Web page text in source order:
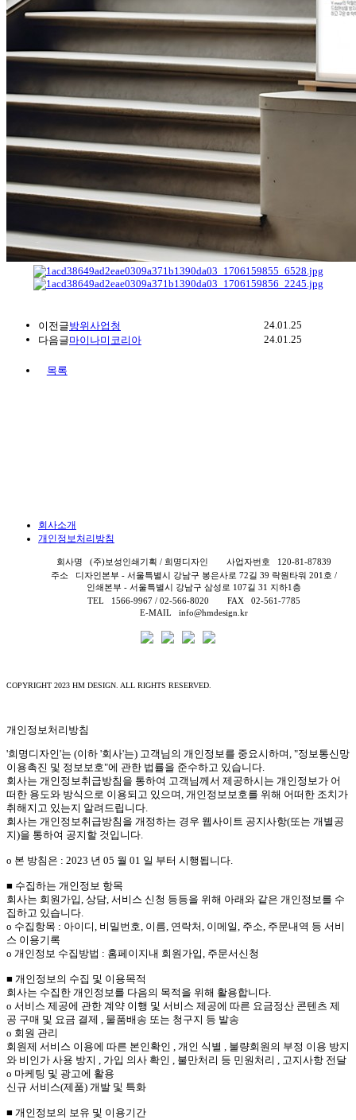
이전글방위사업청
24.01.25
다음글마이나미코리아 24.01.25
목록
회사소개
개인정보처리방침
회사명 (주)보성인쇄기획 / 희명디자인 사업자번호
120-81-87839
주소
디자인본부 - 서울특별시 강남구 봉은사로 72길 39 락원타워 201호 /
인쇄본부 - 서울특별시 강남구 삼성로 107길 31 지하1층
TEL
1566-9967 / 02-566-8020 FAX
02-561-7785
E-MAIL
info@hmdesign.kr
COPYRIGHT 2023 HM DESIGN. ALL RIGHTS RESERVED.
개인정보처리방침
'희명디자인'는 (이하 '회사'는) 고객님의 개인정보를 중요시하며, "정보통신망
이용촉진 및 정보보호"에 관한 법률을 준수하고 있습니다.
회사는 개인정보취급방침을 통하여 고객님께서 제공하시는 개인정보가 어
떠한 용도와 방식으로 이용되고 있으며, 개인정보보호를 위해 어떠한 조치가
취해지고 있는지 알려드립니다.
회사는 개인정보취급방침을 개정하는 경우 웹사이트 공지사항(또는 개별공
지)을 통하여 공지할 것입니다.
ο 본 방침은 : 2023 년 05 월 01 일 부터 시행됩니다.
■ 수집하는 개인정보 항목
회사는 회원가입, 상담, 서비스 신청 등등을 위해 아래와 같은 개인정보를 수
집하고 있습니다.
ο 수집항목 : 아이디, 비밀번호, 이름, 연락처, 이메일, 주소, 주문내역 등 서비
스 이용기록
ο 개인정보 수집방법 : 홈페이지내 회원가입, 주문서신청
■ 개인정보의 수집 및 이용목적
회사는 수집한 개인정보를 다음의 목적을 위해 활용합니다.
ο 서비스 제공에 관한 계약 이행 및 서비스 제공에 따른 요금정산 콘텐츠 제
공 구매 및 요금 결제 , 물품배송 또는 청구지 등 발송
ο 회원 관리
회원제 서비스 이용에 따른 본인확인 , 개인 식별 , 불량회원의 부정 이용 방지
와 비인가 사용 방지 , 가입 의사 확인 , 불만처리 등 민원처리 , 고지사항 전달
ο 마케팅 및 광고에 활용
신규 서비스(제품) 개발 및 특화
■ 개인정보의 보유 및 이용기간